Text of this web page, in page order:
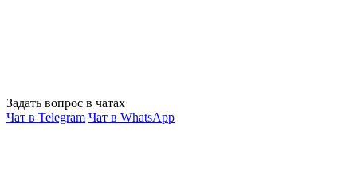
Задать вопрос в чатах
Чат в Telegram Чат в WhatsApp